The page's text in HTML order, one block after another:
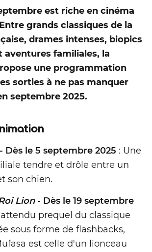
est riche en cinéma
grands classiques de la
drames intenses, biopics
aventures familiales, la
une programmation
sorties à ne pas manquer
septembre 2025.
Dès le 5 septembre 2025 : Une
tendre et drôle entre un
son chien.
Lion- Dès le 19 septembre
attendu prequel du classique
sous forme de flashbacks,
est celle d'un lionceau